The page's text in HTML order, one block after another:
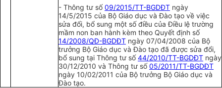
- Thông tư số09/2015/TT-BGDĐT ngày
14/5/2015 của Bộ Giáo dục và Đào tạo về việc
sửa đổi, bổ sung một số điều của Điều lệ trường
mầm non ban hành kèm theo Quyết định số
14/2008/QĐ-BGDĐT ngày 07/04/2008 của Bộ
trưởng Bộ Giáo dục và Đào tạo đã được sửa đổi,
bổ sung tại Thông tư số44/2010/TT-BGDĐT ngày
30/12/2010 và Thông tư số05/2011/TT-BGDĐT
ngày 10/02/2011 của Bộ trưởng Bộ Giáo dục và
Đào tạo.